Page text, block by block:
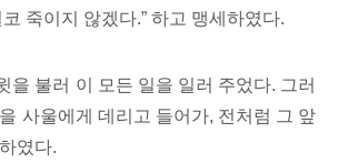
죽이지 않겠다.” 하고 맹세하였다.
을 불러 이 모든 일을 일러 주었다. 그러
사울에게 데리고 들어가, 전처럼 그 앞
였다.